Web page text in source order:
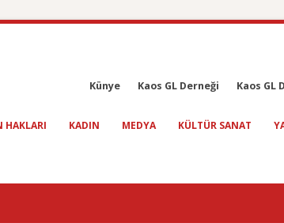
Künye Kaos GL Derneği Kaos GL
HAKLARI KADIN MEDYA KÜLTÜR SANAT